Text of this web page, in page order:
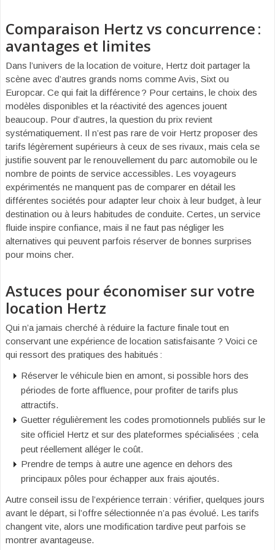
Comparaison Hertz vs concurrence :
avantages et limites
Dans l’univers de la location de voiture, Hertz doit partager la
scène avec d’autres grands noms comme Avis, Sixt ou
Europcar. Ce qui fait la différence ? Pour certains, le choix des
modèles disponibles et la réactivité des agences jouent
beaucoup. Pour d’autres, la question du prix revient
systématiquement. Il n’est pas rare de voir Hertz proposer des
tarifs légèrement supérieurs à ceux de ses rivaux, mais cela se
justifie souvent par le renouvellement du parc automobile ou le
nombre de points de service accessibles. Les voyageurs
expérimentés ne manquent pas de comparer en détail les
différentes sociétés pour adapter leur choix à leur budget, à leur
destination ou à leurs habitudes de conduite. Certes, un service
fluide inspire confiance, mais il ne faut pas négliger les
alternatives qui peuvent parfois réserver de bonnes surprises
pour moins cher.
Astuces pour économiser sur votre
location Hertz
Qui n’a jamais cherché à réduire la facture finale tout en
conservant une expérience de location satisfaisante ? Voici ce
qui ressort des pratiques des habitués :
Réserver le véhicule bien en amont, si possible hors des
périodes de forte affluence, pour profiter de tarifs plus
attractifs.
Guetter régulièrement les codes promotionnels publiés sur le
site officiel Hertz et sur des plateformes spécialisées ; cela
peut réellement alléger le coût.
Prendre de temps à autre une agence en dehors des
principaux pôles pour échapper aux frais ajoutés.
Autre conseil issu de l’expérience terrain : vérifier, quelques jours
avant le départ, si l’offre sélectionnée n’a pas évolué. Les tarifs
changent vite, alors une modification tardive peut parfois se
montrer avantageuse.